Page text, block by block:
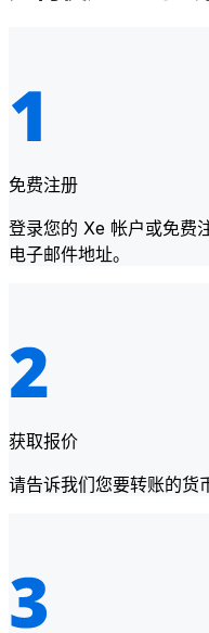
免费注册
登录您的 Xe 帐户或免费
电子邮件地址。
获取报价
请告诉我们您要转账的货